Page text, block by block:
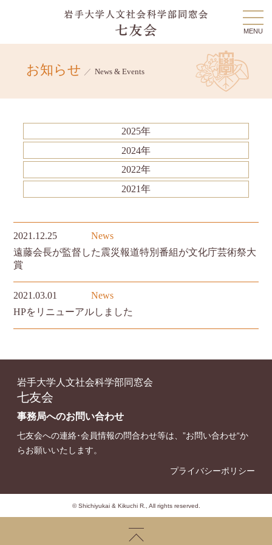
MENU
お知らせ ／ News & Events
2025年
2024年
2022年
2021年
2021.12.25
News
遠藤会長が監督した震災報道特別番組が文化庁芸術祭大
賞
2021.03.01
News
HPをリニューアルしました
岩手大学人文社会科学部同窓会
七友会
事務局へのお問い合わせ
七友会への連絡･会員情報の問合わせ等は、”お問い合わせ“か
らお願いいたします。
プライバシーポリシー
© Shichiyukai & Kikuchi R., All rights reserved.